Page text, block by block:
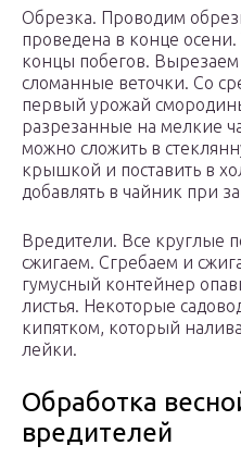
Обрезка. Проводим
проведена в конце
концы побегов. Вырезаем
сломанные веточки. Со
первый урожай
разрезанные на мелкие
можно сложить в
крышкой и поставить в
добавлять в чайник при
Вредители. Все круглые
сжигаем. Сгребаем и
гумусный контейнер
листья. Некоторые
кипятком, который
лейки.
Обработка
вредителей